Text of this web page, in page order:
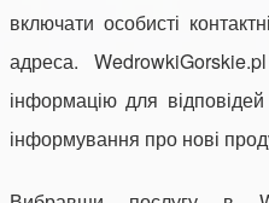
включати особисті
адреса.
інформацію для
інформування про нові